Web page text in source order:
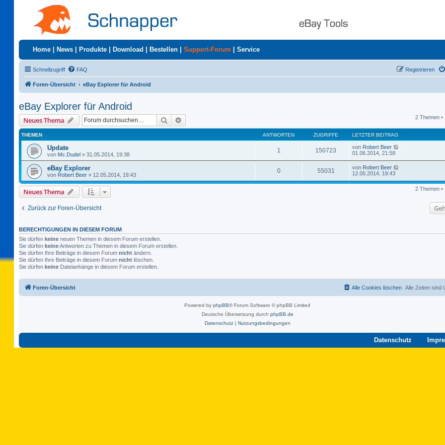
Home News Produkte Download Bestellen Support-Forum Service
Schnellzugriff FAQ Registrieren
Foren-Übersicht eBay Explorer für Android
eBay Explorer für Android
Neues Thema Suche 2 Themen •
THEMEN ANTWORTEN ZUGRIFFE LETZTER BEITRAG
Update
von Mc.Dudel » 31.05.2014, 19:38
1 150723 von Robert Beer
01.06.2014, 21:58
eBay Explorer
von Robert Beer » 12.05.2014, 19:43
0 55031 von Robert Beer
12.05.2014, 19:43
Neues Thema 2 Themen •
Zurück zur Foren-Übersicht
BERECHTIGUNGEN IN DIESEM FORUM
Sie dürfen keine neuen Themen in diesem Forum erstellen.
Sie dürfen keineAntworten zu Themen in diesem Forum erstellen.
Sie dürfen Ihre Beiträge in diesem Forum nicht ändern.
Sie dürfen Ihre Beiträge in diesem Forum nicht löschen.
Sie dürfen keine Dateianhänge in diesem Forum erstellen.
Foren-Übersicht Alle Zeiten sind
Alle Cookies löschen
Powered by phpBB® Forum Software © phpBB Limited
Deutsche Übersetzung durch phpBB.de
Datenschutz| Nutzungsbedingungen
Datenschutz